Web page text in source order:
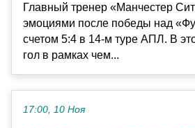
Главный тренер «Манчестер
эмоциями после победы над
счетом 5:4 в 14-м туре АПЛ. В
гол в рамках чем...
17:00, 10 Ноя